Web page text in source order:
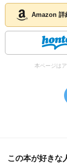
Amazon 詳
本ページは
この本が好きな